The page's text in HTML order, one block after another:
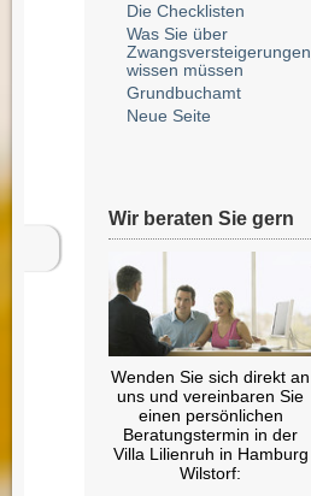
Die Checklisten
Was Sie über
Zwangsversteigerungen
wissen müssen
Grundbuchamt
Neue Seite
Wir beraten Sie gern
Wenden Sie sich direkt an
uns und vereinbaren Sie
einen persönlichen
Beratungstermin in der
Villa Lilienruh in Hamburg
Wilstorf: